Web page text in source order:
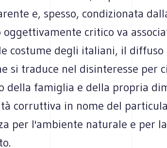
e, spesso, condizionata
critico va
costume degli italiani, il diffuso
si traduce nel disinteresse per
della famiglia e della propria
corruttiva in nome del
per l'ambiente naturale e per